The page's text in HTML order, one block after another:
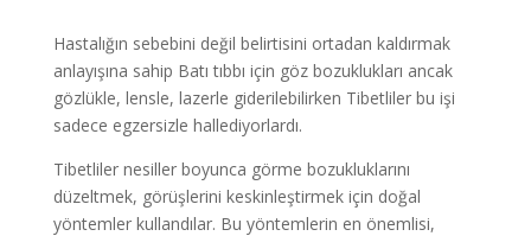
Hastalığın sebebini değil belirtisini ortadan kaldırmak
anlayışına sahip Batı tıbbı için göz bozuklukları ancak
gözlükle, lensle, lazerle giderilebilirken Tibetliler bu işi
sadece egzersizle hallediyorlardı.
Tibetliler nesiller boyunca görme bozukluklarını
düzeltmek, görüşlerini keskinleştirmek için doğal
yöntemler kullandılar. Bu yöntemlerin en önemlisi,